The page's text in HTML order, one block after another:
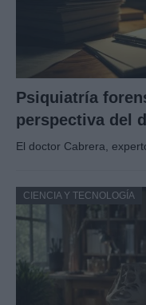
Psiquiatría
perspectiva del
El doctor Cabrera,
CIENCIA Y TECNOLOGÍA